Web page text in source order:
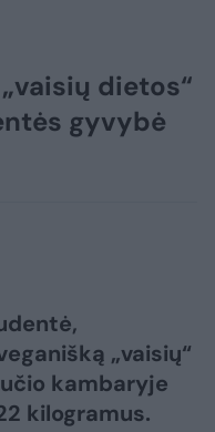
dietos“
gyvybė
„vaisių“
kambaryje
kilogramus.